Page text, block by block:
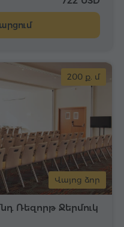
Վայոց ձոր
200 ք. մ
Ռեզորթ Ջերմուկ